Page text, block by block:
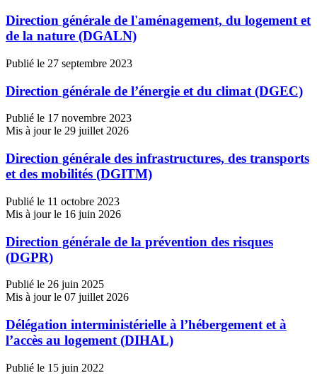
Direction générale de l'aménagement, du logement et
de la nature (DGALN)
Publié le 27 septembre 2023
Direction générale de l’énergie et du climat (DGEC)
Publié le 17 novembre 2023
Mis à jour le 29 juillet 2026
Direction générale des infrastructures, des transports
et des mobilités (DGITM)
Publié le 11 octobre 2023
Mis à jour le 16 juin 2026
Direction générale de la prévention des risques
(DGPR)
Publié le 26 juin 2025
Mis à jour le 07 juillet 2026
Délégation interministérielle à l’hébergement et à
l’accès au logement (DIHAL)
Publié le 15 juin 2022